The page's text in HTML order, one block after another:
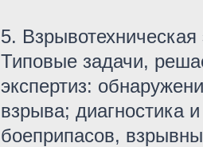
5. Взрывотехническая
Типовые задачи,
экспертиз:
взрыва; диагностика
боеприпасов,